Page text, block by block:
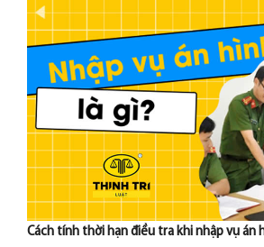
Cách tính thời hạn điều tra khi nhập vụ án